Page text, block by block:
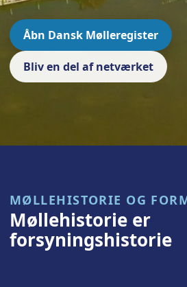
Åbn Dansk Mølleregister
Bliv en del af netværket
MØLLEHISTORIE OG
Møllehistorie er
forsyningshistorie